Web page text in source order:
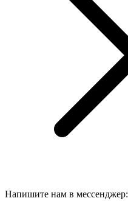
Напишите нам в мессенджер: